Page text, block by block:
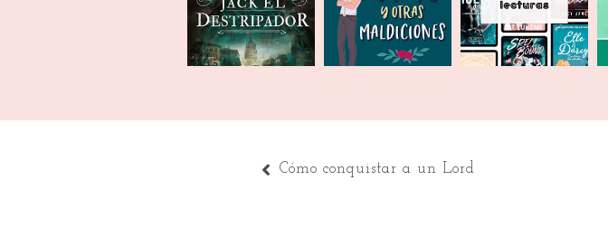
leer
lecturas... o no
Cómo conquistar a un Lord